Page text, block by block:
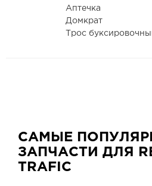
Аптечка
Домкрат
Трос
САМЫЕ
ЗАПЧАСТИ ДЛЯ
TRAFIC